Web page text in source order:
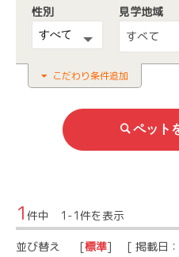
性別
見学地域
すべて
こだわり条件追加
1 件中 1-1件を表示
並び替え [標準] [ 掲載日：